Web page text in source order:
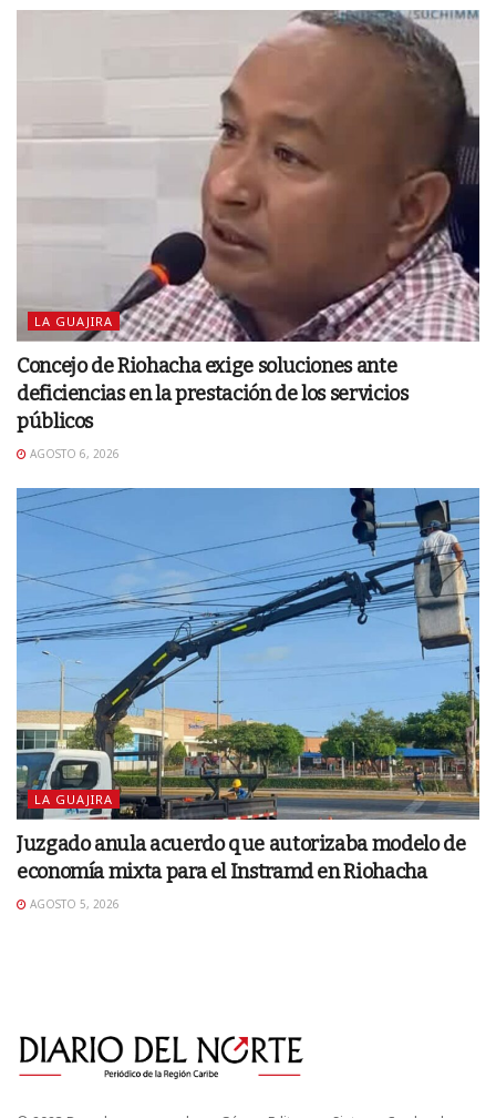
LA GUAJIRA
Concejo de Riohacha exige soluciones ante
deficiencias en la prestación de los servicios
públicos
AGOSTO 6, 2026
LA GUAJIRA
Juzgado anula acuerdo que autorizaba modelo de
economía mixta para el Instramd en Riohacha
AGOSTO 5, 2026